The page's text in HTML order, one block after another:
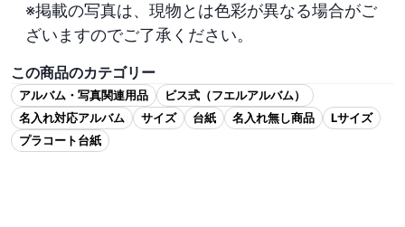
※掲載の写真は、現物とは色彩が異なる場合がご
ざいますのでご了承ください。
この商品のカテゴリー
アルバム・写真関連用品
ビス式（フエルアルバム）
名入れ対応アルバム
サイズ 台紙 名入れ無し商品
Lサイズ
プラコート台紙